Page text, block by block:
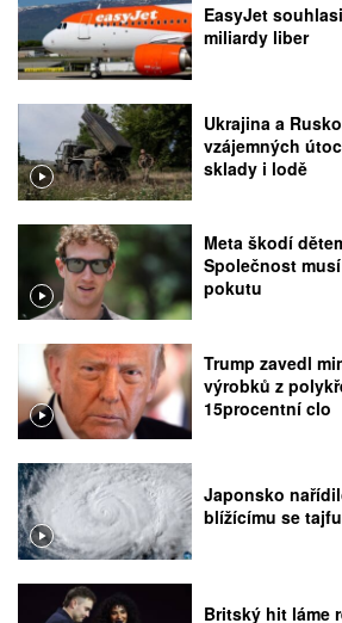
EasyJet
miliardy liber
Ukrajina a
vzájemných
sklady i lodě
Meta škodí
Společnost
pokutu
Trump zavedl
výrobků z
15procentní clo
Japonsko
blížícímu se
Britský hit láme